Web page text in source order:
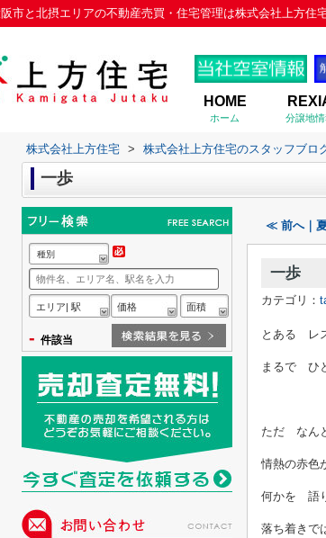
市と北摂エリアの不動産売買・住宅管理は株式会社上方住
HOME
ホーム 分譲地情
株式会社上方住宅 > 株式会社上方住宅のスタッフブロ
一歩
≪ 前へ｜夏
一歩
カテゴリ：
とある レ
まるで ひ
ただ なん
情熱の赤色
何かを 語
落ち着きで
種別
エリア| 駅 価格 面積
- 件該当